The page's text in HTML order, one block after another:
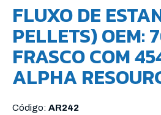
FLUXO DE
PELLETS) OEM:
FRASCO COM
ALPHA
Código: AR242